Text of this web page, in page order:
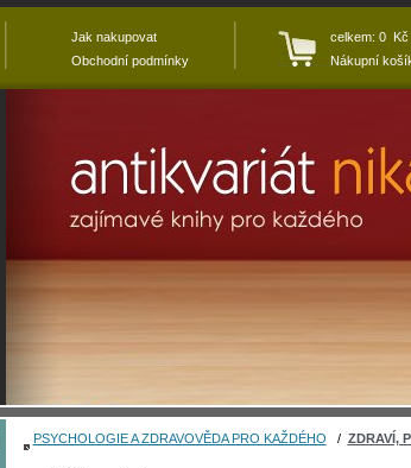
PSYCHOLOGIE A ZDRAVOVĚDA PRO KAŽDÉHO / ZDRAVÍ,
Jak nakupovat
Obchodní podmínky
celkem: 0 Kč
Nákupní